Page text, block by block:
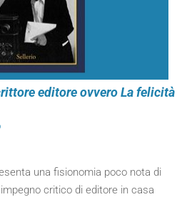
editore ovvero La felicità
una fisionomia poco nota di
critico di editore in casa